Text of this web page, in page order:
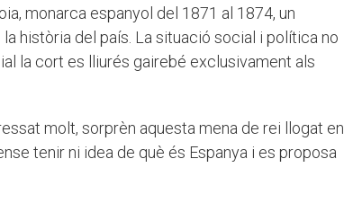
monarca espanyol del 1871 al 1874, un
història del país. La situació social i política no
la cort es lliurés gairebé exclusivament als
molt, sorprèn aquesta mena de rei llogat en
tenir ni idea de què és Espanya i es proposa